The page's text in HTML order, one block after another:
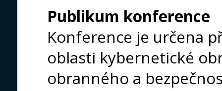
Publikum konference
Konference je určena
oblasti kybernetické
obranného a